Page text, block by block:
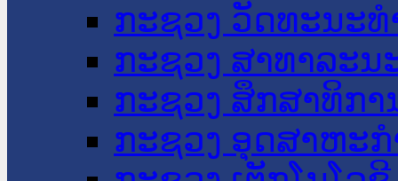
ກະຊວງ ວັດທະນະ
ກະຊວງ ສາທາລະນ
ກະຊວງ ສຶກສາທິກາ
ກະຊວງ ອຸດສາຫະ